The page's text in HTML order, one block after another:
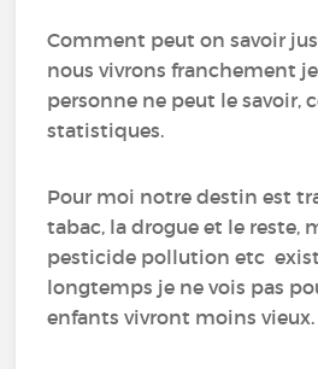
Comment peut on savoir
nous vivrons franchement
personne ne peut le savoir,
statistiques.
Pour moi notre destin est
tabac, la drogue et le reste,
pesticide pollution etc
longtemps je ne vois pas
enfants vivront moins vieux.